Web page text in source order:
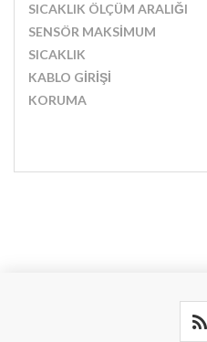
SICAKLIK ÖLÇÜM ARALIĞI
SENSÖR MAKSİMUM
SICAKLIK
KABLO GİRİŞİ
KORUMA